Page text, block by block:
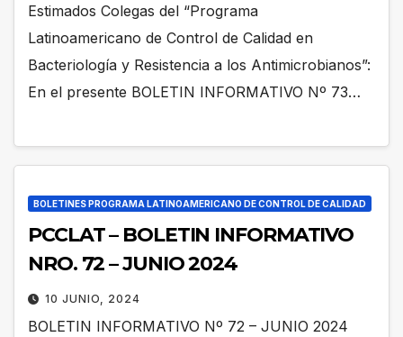
Estimados Colegas del “Programa
Latinoamericano de Control de Calidad en
Bacteriología y Resistencia a los Antimicrobianos”:
En el presente BOLETIN INFORMATIVO Nº 73…
BOLETINES PROGRAMA LATINOAMERICANO DE CONTROL DE CALIDAD
PCCLAT – BOLETIN INFORMATIVO
NRO. 72 – JUNIO 2024
10 JUNIO, 2024
BOLETIN INFORMATIVO Nº 72 – JUNIO 2024